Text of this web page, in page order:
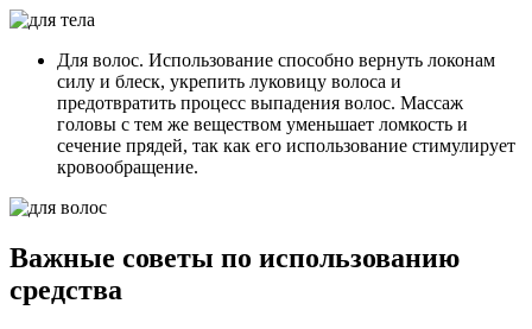
Для волос. Использование способно вернуть локонам
силу и блеск, укрепить луковицу волоса и
предотвратить процесс выпадения волос. Массаж
головы с тем же веществом уменьшает ломкость и
сечение прядей, так как его использование стимулирует
кровообращение.
Важные советы по использованию
средства